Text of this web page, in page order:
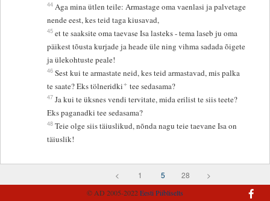
44 Aga mina ütlen teile: Armastage oma vaenlasi ja palvetage
nende eest, kes teid taga kiusavad,
45 et te saaksite oma taevase Isa lasteks - tema laseb ju oma
päikest tõusta kurjade ja heade üle ning vihma sadada õigete
ja ülekohtuste peale!
46 Sest kui te armastate neid, kes teid armastavad, mis palka
te saate? Eks tölneridki+ tee sedasama?
47 Ja kui te üksnes vendi tervitate, mida erilist te siis teete?
Eks paganadki tee sedasama?
48 Teie olge siis täiuslikud, nõnda nagu teie taevane Isa on
täiuslik!
< 1 5 28 >
© AD 2005-2022Eesti Piibliselts